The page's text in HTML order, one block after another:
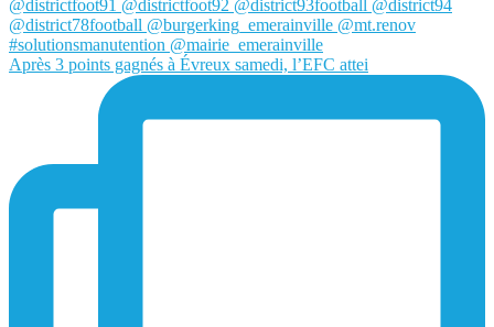
Après 3 points gagnés à Évreux samedi, l’EFC attei